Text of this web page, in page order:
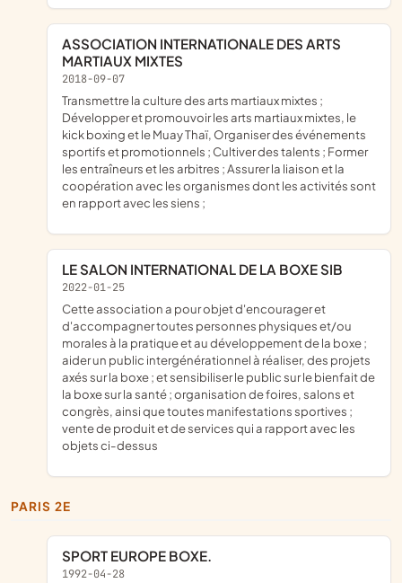
ASSOCIATION INTERNATIONALE DES ARTS
MARTIAUX MIXTES
2018-09-07
transmettre la culture des arts martiaux mixtes ;
Développer et promouvoir les arts martiaux mixtes, le
kick boxing et le Muay Thaï, Organiser des événements
sportifs et promotionnels ; Cultiver des talents ; Former
les entraîneurs et les arbitres ; Assurer la liaison et la
coopération avec les organismes dont les activités sont
en rapport avec les siens ;
LE SALON INTERNATIONAL DE LA BOXE SIB
2022-01-25
cette association a pour objet d'encourager et
d'accompagner toutes personnes physiques et/ou
morales à la pratique et au développement de la boxe ;
aider un public intergénérationnel à réaliser, des projets
axés sur la boxe ; et sensibiliser le public sur le bienfait de
la boxe sur la santé ; organisation de foires, salons et
congrès, ainsi que toutes manifestations sportives ;
vente de produit et de services qui a rapport avec les
objets ci-dessus
PARIS 2E
SPORT EUROPE BOXE.
1992-04-28